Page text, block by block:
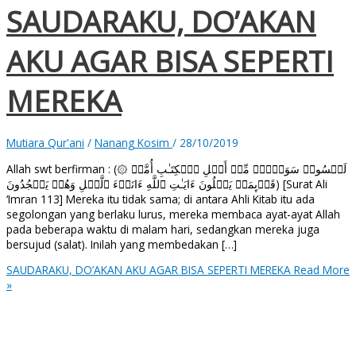
SAUDARAKU, DO’AKAN
AKU AGAR BISA SEPERTI
MEREKA
Mutiara Qur'ani / Nanang Kosim / 28/10/2019
Allah swt berfirman : (۞ لَیۡسُوا۟ سَوَاۤءࣰۗ مِّنۡ أَهۡلِ ٱلۡكِتَـٰبِ أُمَّةࣱ
قَاۤىِٕمَةࣱ یَتۡلُونَ ءَایَـٰتِ ٱللَّهِ ءَانَاۤءَ ٱلَّیۡلِ وَهُمۡ یَسۡجُدُونَ) [Surat Ali
‘Imran 113] Mereka itu tidak sama; di antara Ahli Kitab itu ada
segolongan yang berlaku lurus, mereka membaca ayat-ayat Allah
pada beberapa waktu di malam hari, sedangkan mereka juga
bersujud (salat). Inilah yang membedakan […]
SAUDARAKU, DO’AKAN AKU AGAR BISA SEPERTI MEREKA Read More
»